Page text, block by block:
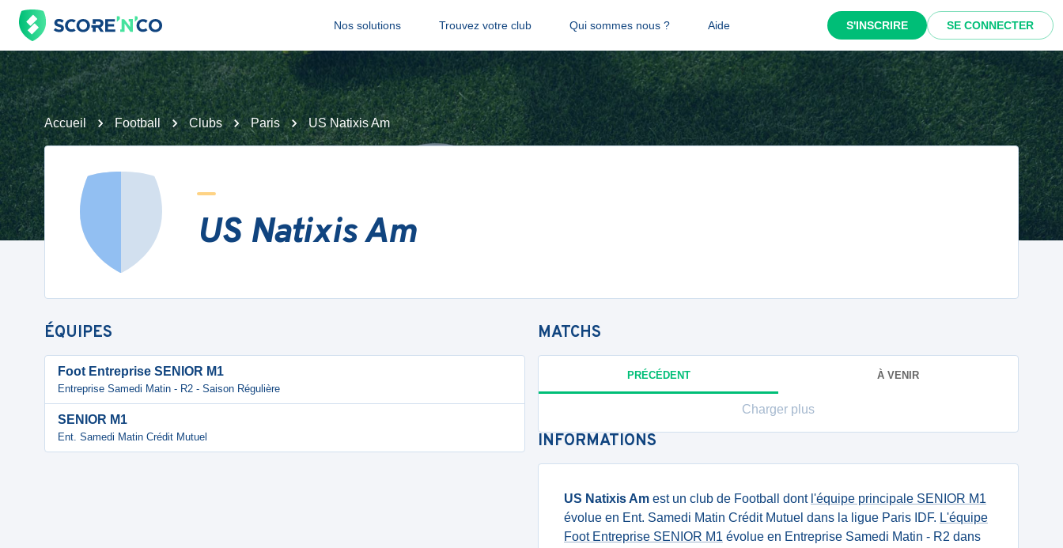
Nos solutions Trouvez votre club Qui sommes nous ? Aide S'INSCRIRE SE CONNECTER
Accueil Football Clubs Paris US Natixis Am
US Natixis Am
ÉQUIPES
Foot Entreprise SENIOR M1
Entreprise Samedi Matin - R2 - Saison Régulière
SENIOR M1
Ent. Samedi Matin Crédit Mutuel
MATCHS
PRÉCÉDENT À VENIR
Charger plus
INFORMATIONS
US Natixis Am est un club de Football dont l'équipe principale SENIOR M1
évolue en Ent. Samedi Matin Crédit Mutuel dans la ligue Paris IDF. L'équipe
Foot Entreprise SENIOR M1 évolue en Entreprise Samedi Matin - R2 dans